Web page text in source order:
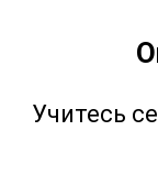
Учитесь